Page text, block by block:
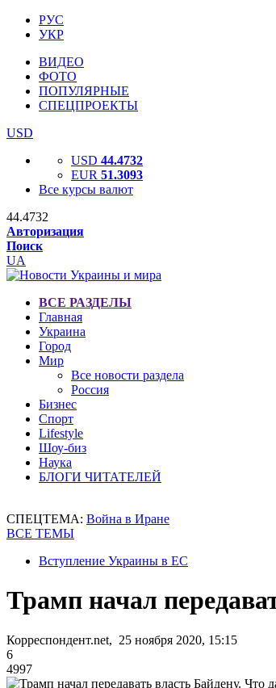
РУС
УКР
ВИДЕО
ФОТО
ПОПУЛЯРНЫЕ
СПЕЦПРОЕКТЫ
USD
USD 44.4732
EUR 51.3093
Все курсы валют
44.4732
Авторизация
Поиск
UA
ВСЕ РАЗДЕЛЫ
Главная
Украина
Город
Мир
Все новости раздела
Россия
Бизнес
Спорт
Lifestyle
Шоу-биз
Наука
БЛОГИ ЧИТАТЕЛЕЙ
СПЕЦТЕМА: Война в Иране
ВСЕ ТЕМЫ
Вступление Украины в ЕС
Трамп начал
Корреспондент.net, 25 ноября 2020, 15:15
6
4997